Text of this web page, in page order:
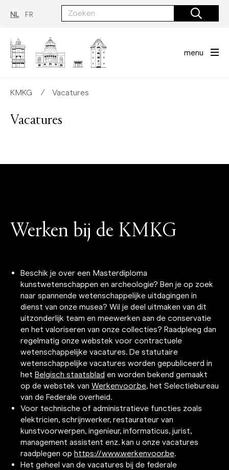
inhoud
gaan
NL FR
menu
KMKG ∕ Vacatures
Vacatures
Werken bij de KMKG
Beschik je over een Masterdiploma
kunstwetenschappen en archeologie? Ben je op zoek
naar spannende wetenschappelijke uitdagingen in
dienst van onze musea? Wil je deel uitmaken van dit
uitzonderlijk team en meewerken aan de conservatie
en het valoriseren van onze collecties? Raadpleeg dan
regelmatig onze webstek voor contractuele
wetenschappelijke vacatures. De statutaire
wetenschappelijke vacatures worden gepubliceerd in
het Belgisch staatsblad en worden bekend gemaakt
op de webstek van Werkenvoor.be, het Selectiebureau
van de Federale overheid.
Voor technische of administratieve functies zoals
elektricien, schrijnwerker, restaurateur van
kunstvoorwerpen, ingenieur, informaticus, jurist,
management assistent enz. kan u onze vacatures
raadplegen op https://www.werkenvoor.be.
Het geheel van de vacatures bij de federale